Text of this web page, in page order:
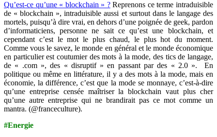
Qu’est-ce qu’une « blockchain » ?Reprenons ce terme intraduisible
de « blockchain », intraduisible aussi et surtout dans le langage des
mortels, puisqu’à dire vrai, en dehors d’une poignée de geek, pardon
d’informaticiens, personne ne sait ce qu’est une blockchain, et
cependant c’est le mot le plus chaud, le plus hot du moment.
Comme vous le savez, le monde en général et le monde économique
en particulier est coutumier des mots à la mode, des tics de langage,
de « .com », des « disruptif » en passant par des « 2.0 ». En
politique ou même en littérature, il y a des mots à la mode, mais en
économie, la différence, c’est que la mode se monnaye, c’est-à-dire
qu’une entreprise censée maîtriser la blockchain vaut plus cher
qu’une autre entreprise qui ne brandirait pas ce mot comme un
mantra. (@franceculture).
#Energie